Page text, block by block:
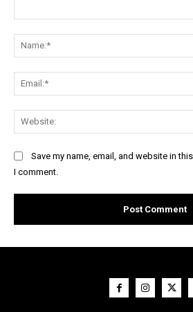
Save my name, email, and website in
I comment.